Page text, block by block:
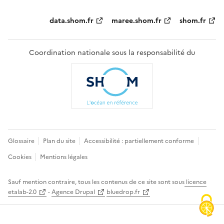
Partenaires
data.shom.fr maree.shom.fr shom.fr
Coordination nationale sous la responsabilité du
Pied
de
page
Glossaire Plan du site
Accessibilité : partiellement conforme
Cookies
Mentions légales
Sauf mention contraire, tous les contenus de ce site sont sous licence
etalab-2.0
-Agence Drupal bluedrop.fr